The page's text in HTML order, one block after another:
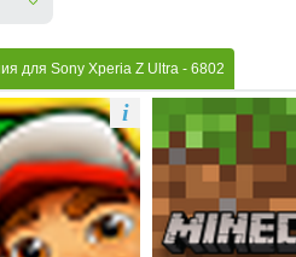
для Sony Xperia Z Ultra - 6802
i